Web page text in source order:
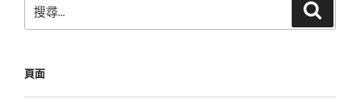
尋
字:
頁面